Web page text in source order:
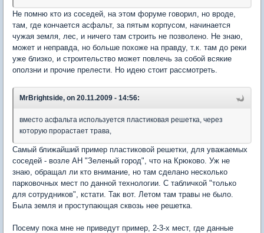
Не помню кто из соседей, на этом форуме говорил, но вроде,
там, где кончается асфальт, за пятым корпусом, начинается
чужая земля, лес, и ничего там строить не позволено. Не знаю,
может и неправда, но больше похоже на правду, т.к. там до реки
уже близко, и строительство может повлечь за собой всякие
оползни и прочие прелести. Но идею стоит рассмотреть.
MrBrightside, on 20.11.2009 - 14:56:
вместо асфальта используется пластиковая решетка, через
которую прорастает трава,
Самый ближайший пример пластиковой решетки, для уважаемых
соседей - возле АН "Зеленый город", что на Крюково. Уж не
знаю, обращал ли кто внимание, но там сделано несколько
парковочных мест по данной технологии. С табличкой "только
для сотрудников", кстати. Так вот. Летом там травы не было.
Была земля и проступающая сквозь нее решетка.
Посему пока мне не приведут пример, 2-3-х мест, где данные